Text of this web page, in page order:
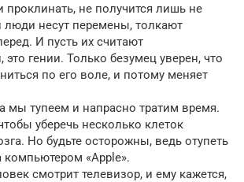
проклинать, не получится лишь не
люди несут перемены, толкают
И пусть их считают
гении. Только безумец уверен, что
по его воле, и потому меняет
мы тупеем и напрасно тратим время.
уберечь несколько клеток
Но будьте осторожны, ведь отупеть
«Apple».
смотрит телевизор, и ему кажется,